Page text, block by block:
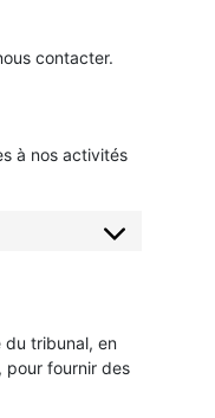
contacter.
à nos activités
du tribunal, en
pour fournir des